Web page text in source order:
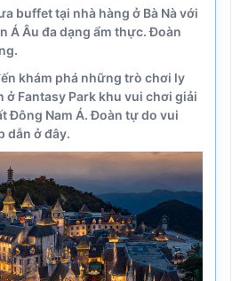
buffet tại nhà hàng ở Bà Nà với
Á Âu đa dạng ẩm thực. Đoàn
khám phá những trò chơi ly
ở Fantasy Park khu vui chơi giải
Đông Nam Á. Đoàn tự do vui
dẫn ở đây.